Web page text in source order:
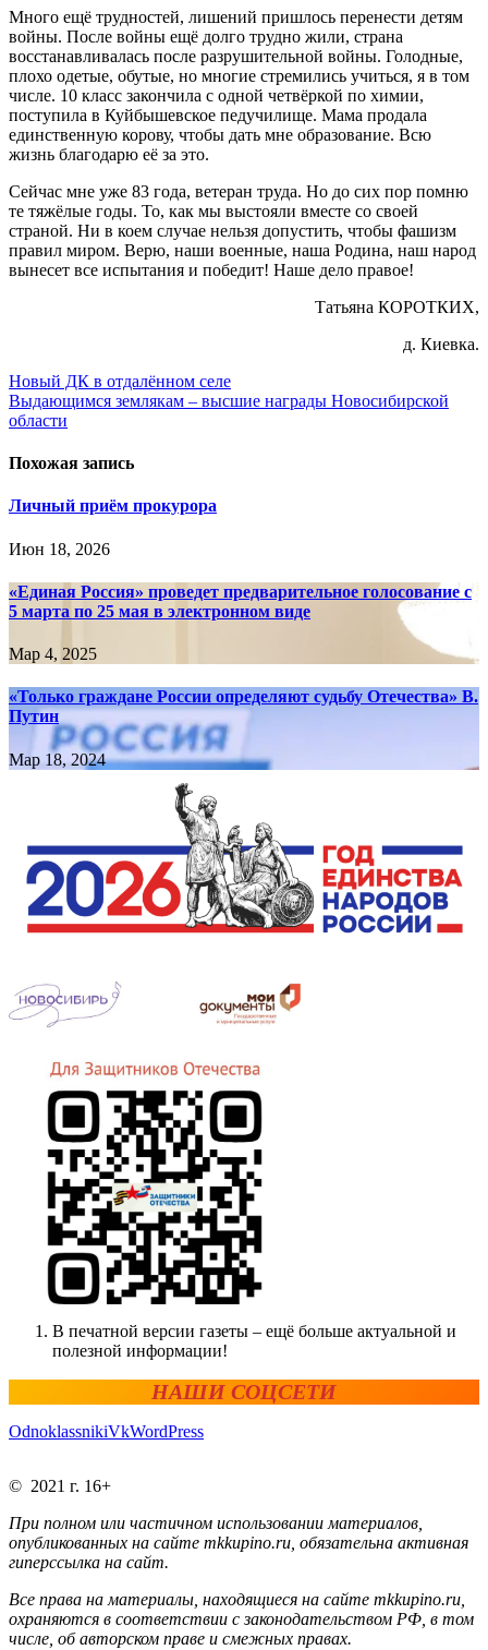
Много ещё трудностей, лишений пришлось перенести детям
войны. После войны ещё долго трудно жили, страна
восстанавливалась после разрушительной войны. Голодные,
плохо одетые, обутые, но многие стремились учиться, я в том
числе. 10 класс закончила с одной четвёркой по химии,
поступила в Куйбышевское педучилище. Мама продала
единственную корову, чтобы дать мне образование. Всю
жизнь благодарю её за это.
Сейчас мне уже 83 года, ветеран труда. Но до сих пор помню
те тяжёлые годы. То, как мы выстояли вместе со своей
страной. Ни в коем случае нельзя допустить, чтобы фашизм
правил миром. Верю, наши военные, наша Родина, наш народ
вынесет все испытания и победит! Наше дело правое!
Татьяна КОРОТКИХ,
д. Киевка.
Навигация
по
Новый ДК в отдалённом селе
Выдающимся землякам – высшие награды Новосибирской
области
Похожая запись
Личный приём прокурора
Июн 18, 2026
«Единая Россия» проведет предварительное голосование с
5 марта по 25 мая в электронном виде
Мар 4, 2025
«Только граждане России определяют судьбу Отечества» В.
Путин
Мар 18, 2024
В печатной версии газеты – ещё больше актуальной и
полезной информации!
НАШИ СОЦСЕТИ
OdnoklassnikiVkWordPress
© 2021 г. 16+
При полном или частичном использовании материалов,
опубликованных на сайте mkkupino.ru, обязательна активная
гиперссылка на сайт.
Все права на материалы, находящиеся на сайте mkkupino.ru,
охраняются в соответствии с законодательством РФ, в том
числе, об авторском праве и смежных правах.